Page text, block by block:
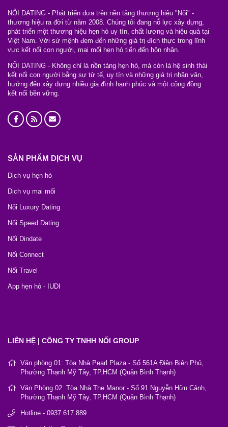
NỐI DATING - Phát triển dựa trên nền tảng thương hiệu "Nối" -
thương hiệu ra đời từ năm 2008. Chúng tôi đang nỗ lực xây dựng,
phát triển một thương hiệu hẹn hò uy tín, chất lượng và hiệu quả tại
Việt Nam. Với sứ mệnh đem đến những giá trị đích thực trong lĩnh
vực kết nối con người, mai mối hẹn hò tiến đến hôn nhân.
NỐI DATING - Không chỉ là nền tảng hẹn hò, mà còn là hệ sinh thái
kết nối con người bằng sự tử tế, uy tín và những giá trị nhân văn,
hướng đến xây dựng nhiều gia đình hạnh phúc và một cộng đồng
kết nối bền vững.
SẢN PHẨM DỊCH VỤ
Dịch vụ hẹn hò
Dịch vụ mai mối
Nối Luxury Dating
Nối Speed Dating
Nối Dindate
Nối Connect
Nối Travel
App hẹn hò - IUDI
LIÊN HỆ | CÔNG TY TNHH NỐI GROUP
Văn phòng 01: Tòa Nhà Pearl Plaza - Số 561A Điện Biên Phủ,
Phường Thạnh Mỹ Tây, TP.HCM (Quận Bình Thạnh)
Văn Phòng 02: Tòa Nhà The Manor - Số 91 Nguyễn Hữu Cảnh,
Phường Thạnh Mỹ Tây, TP.HCM (Quận Bình Thạnh)
Hotline - 0937.617.889